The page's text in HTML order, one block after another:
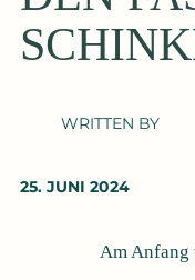
WRITTEN BY
25. JUNI 2024
Am Anfang